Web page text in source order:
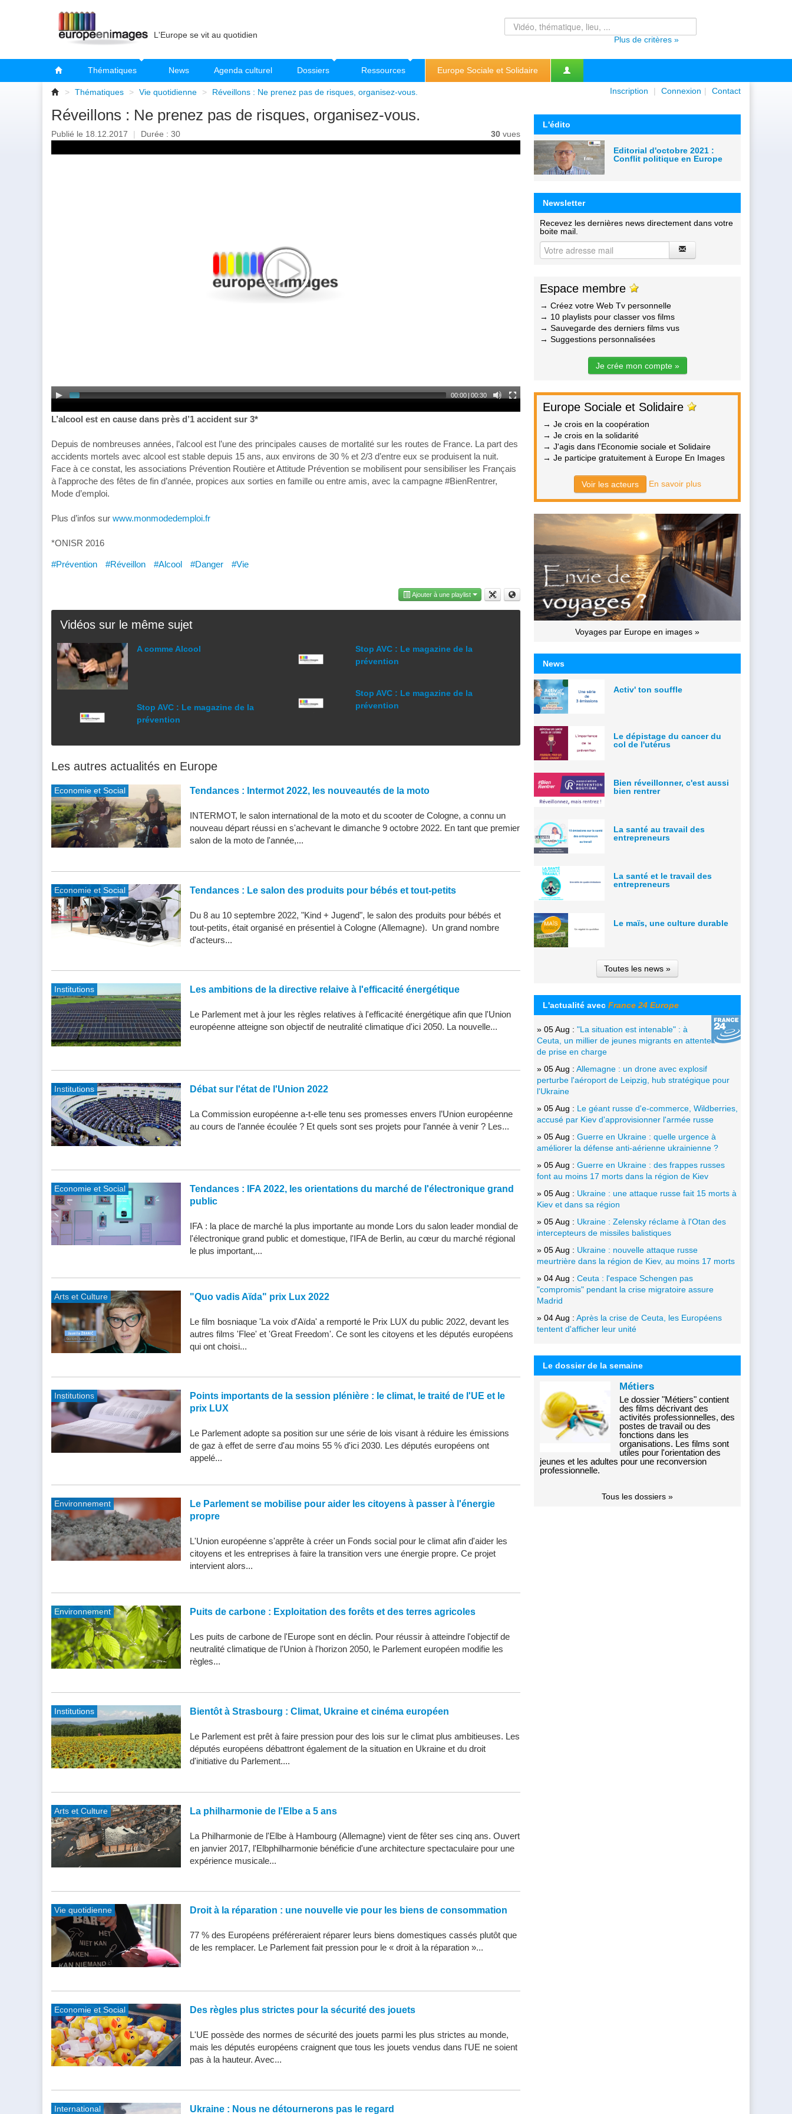
L'Europe se vit au quotidien Plus de critères »
Thématiques News Agenda culturel Dossiers Ressources Europe Sociale et Solidaire
> Thématiques > Vie quotidienne > Réveillons : Ne prenez pas de risques, organisez-vous. Inscription | Connexion | Contact
Réveillons : Ne prenez pas de risques, organisez-vous.
Publié le 18.12.2017 | Durée : 30 30vues
00:00 | 00:30
L’alcool est en cause dans près d’1 accident sur 3*
Depuis de nombreuses années, l’alcool est l’une des principales causes de mortalité sur les routes de France. La part des
accidents mortels avec alcool est stable depuis 15 ans, aux environs de 30 % et 2/3 d’entre eux se produisent la nuit.
Face à ce constat, les associations Prévention Routière et Attitude Prévention se mobilisent pour sensibiliser les Français
à l’approche des fêtes de fin d’année, propices aux sorties en famille ou entre amis, avec la campagne #BienRentrer,
Mode d’emploi.
Plus d’infos sur www.monmodedemploi.fr
*ONISR 2016
#Prévention #Réveillon #Alcool #Danger #Vie
Ajouter à une playlist
Vidéos sur le même sujet
A comme Alcool
Stop AVC : Le magazine de la
prévention
Stop AVC : Le magazine de la
prévention
Stop AVC : Le magazine de la
prévention
Les autres actualités en Europe
Economie et Social Tendances : Intermot 2022, les nouveautés de la moto
INTERMOT, le salon international de la moto et du scooter de Cologne, a connu un
nouveau départ réussi en s'achevant le dimanche 9 octobre 2022. En tant que premier
salon de la moto de l'année,...
Economie et Social Tendances : Le salon des produits pour bébés et tout-petits
Du 8 au 10 septembre 2022, "Kind + Jugend", le salon des produits pour bébés et
tout-petits, était organisé en présentiel à Cologne (Allemagne). Un grand nombre
d'acteurs...
Institutions Les ambitions de la directive relaive à l'efficacité énergétique
Le Parlement met à jour les règles relatives à l'efficacité énergétique afin que l'Union
européenne atteigne son objectif de neutralité climatique d'ici 2050. La nouvelle...
Institutions Débat sur l'état de l'Union 2022
La Commission européenne a-t-elle tenu ses promesses envers l’Union européenne
au cours de l’année écoulée ? Et quels sont ses projets pour l’année à venir ? Les...
Economie et Social
Tendances : IFA 2022, les orientations du marché de l'électronique grand
public
IFA : la place de marché la plus importante au monde Lors du salon leader mondial de
l'électronique grand public et domestique, l'IFA de Berlin, au cœur du marché régional
le plus important,...
Arts et Culture "Quo vadis Aïda" prix Lux 2022
Le film bosniaque 'La voix d'Aïda' a remporté le Prix LUX du public 2022, devant les
autres films 'Flee' et 'Great Freedom'. Ce sont les citoyens et les députés européens
qui ont choisi...
Institutions
Points importants de la session plénière : le climat, le traité de l'UE et le
prix LUX
Le Parlement adopte sa position sur une série de lois visant à réduire les émissions
de gaz à effet de serre d'au moins 55 % d'ici 2030. Les députés européens ont
appelé...
Environnement
Le Parlement se mobilise pour aider les citoyens à passer à l'énergie
propre
L'Union européenne s'apprête à créer un Fonds social pour le climat afin d'aider les
citoyens et les entreprises à faire la transition vers une énergie propre. Ce projet
intervient alors...
Environnement Puits de carbone : Exploitation des forêts et des terres agricoles
Les puits de carbone de l'Europe sont en déclin. Pour réussir à atteindre l'objectif de
neutralité climatique de l'Union à l'horizon 2050, le Parlement européen modifie les
règles...
Institutions Bientôt à Strasbourg : Climat, Ukraine et cinéma européen
Le Parlement est prêt à faire pression pour des lois sur le climat plus ambitieuses. Les
députés européens débattront également de la situation en Ukraine et du droit
d'initiative du Parlement....
Arts et Culture La philharmonie de l'Elbe a 5 ans
La Philharmonie de l'Elbe à Hambourg (Allemagne) vient de fêter ses cinq ans. Ouvert
en janvier 2017, l'Elbphilharmonie bénéficie d'une architecture spectaculaire pour une
expérience musicale...
Vie quotidienne Droit à la réparation : une nouvelle vie pour les biens de consommation
77 % des Européens préféreraient réparer leurs biens domestiques cassés plutôt que
de les remplacer. Le Parlement fait pression pour le « droit à la réparation »...
Economie et Social Des règles plus strictes pour la sécurité des jouets
L'UE possède des normes de sécurité des jouets parmi les plus strictes au monde,
mais les députés européens craignent que tous les jouets vendus dans l'UE ne soient
pas à la hauteur. Avec...
International Ukraine : Nous ne détournerons pas le regard
L'édito
Editorial d'octobre 2021 :
Conflit politique en Europe
Newsletter
Recevez les dernières news directement dans votre
boite mail.
Espace membre
→ Créez votre Web Tv personnelle
→ 10 playlists pour classer vos films
→ Sauvegarde des derniers films vus
→ Suggestions personnalisées
Je crée mon compte »
Europe Sociale et Solidaire
→ Je crois en la coopération
→ Je crois en la solidarité
→ J'agis dans l'Economie sociale et Solidaire
→ Je participe gratuitement à Europe En Images
Voir les acteurs En savoir plus
Voyages par Europe en images »
News
Activ' ton souffle
Le dépistage du cancer du
col de l'utérus
Bien réveillonner, c'est aussi
bien rentrer
La santé au travail des
entrepreneurs
La santé et le travail des
entrepreneurs
Le maïs, une culture durable
Toutes les news »
L'actualité avec France 24 Europe
» 05 Aug : "La situation est intenable" : à
Ceuta, un millier de jeunes migrants en attente
de prise en charge
» 05 Aug : Allemagne : un drone avec explosif
perturbe l'aéroport de Leipzig, hub stratégique pour
l'Ukraine
» 05 Aug : Le géant russe d'e-commerce, Wildberries,
accusé par Kiev d'approvisionner l'armée russe
» 05 Aug : Guerre en Ukraine : quelle urgence à
améliorer la défense anti-aérienne ukrainienne ?
» 05 Aug : Guerre en Ukraine : des frappes russes
font au moins 17 morts dans la région de Kiev
» 05 Aug : Ukraine : une attaque russe fait 15 morts à
Kiev et dans sa région
» 05 Aug : Ukraine : Zelensky réclame à l'Otan des
intercepteurs de missiles balistiques
» 05 Aug : Ukraine : nouvelle attaque russe
meurtrière dans la région de Kiev, au moins 17 morts
» 04 Aug : Ceuta : l'espace Schengen pas
"compromis" pendant la crise migratoire assure
Madrid
» 04 Aug : Après la crise de Ceuta, les Européens
tentent d'afficher leur unité
Le dossier de la semaine
Métiers
Le dossier "Métiers" contient
des films décrivant des
activités professionnelles, des
postes de travail ou des
fonctions dans les
organisations. Les films sont
utiles pour l'orientation des
jeunes et les adultes pour une reconversion
professionnelle.
Tous les dossiers »